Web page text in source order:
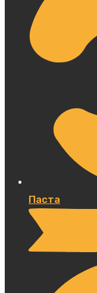
Паста